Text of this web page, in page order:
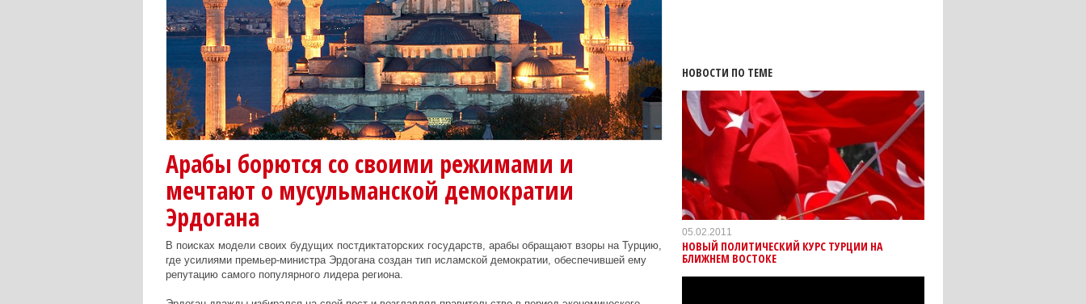
Арабы борются со своими режимами и
мечтают о мусульманской демократии
Эрдогана
В поисках модели своих будущих постдиктаторских государств, арабы обращают взоры на Турцию,
где усилиями премьер-министра Эрдогана создан тип исламской демократии, обеспечившей ему
репутацию самого популярного лидера региона.
НОВОСТИ ПО ТЕМЕ
05.02.2011
НОВЫЙ ПОЛИТИЧЕСКИЙ КУРС ТУРЦИИ НА
БЛИЖНЕМ ВОСТОКЕ